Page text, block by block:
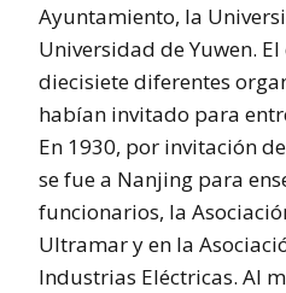
Ayuntamiento, la
Universidad de Yuwen.
diecisiete diferentes
habían invitado para
En 1930, por invitación
se fue a Nanjing para
funcionarios, la
Ultramar y en la
Industrias Eléctricas. Al